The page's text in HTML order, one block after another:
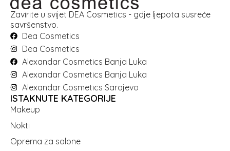
Zavirite u svijet DEA Cosmetics - gdje ljepota susreće
savršenstvo.
Dea Cosmetics
Dea Cosmetics
Alexandar Cosmetics Banja Luka
Alexandar Cosmetics Banja Luka
Alexandar Cosmetics Sarajevo
ISTAKNUTE KATEGORIJE
Makeup
Nokti
Oprema za salone